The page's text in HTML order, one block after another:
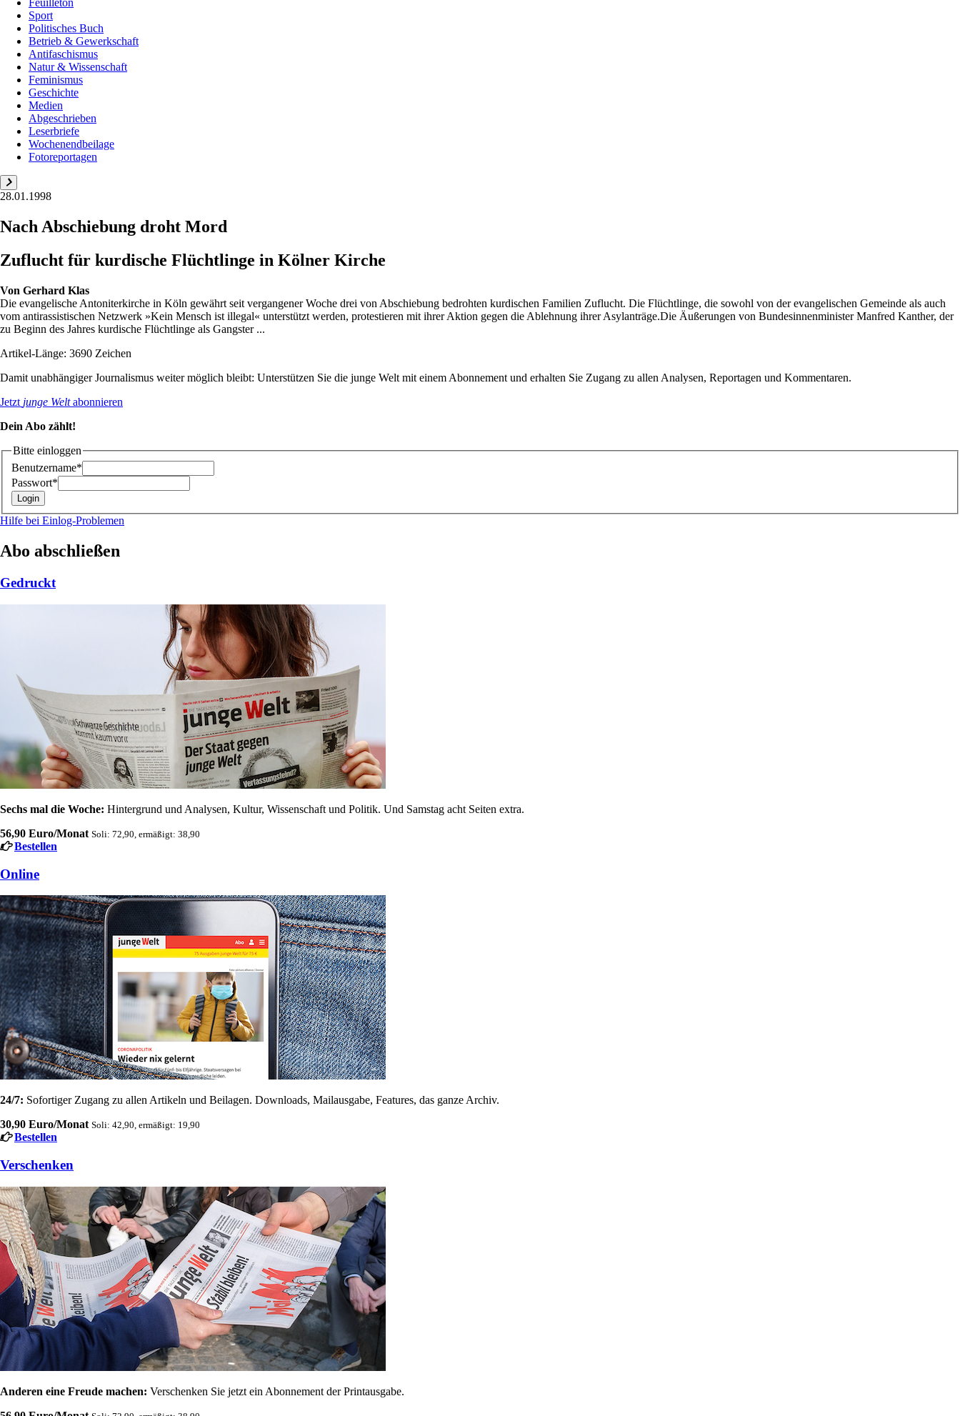
Feuilleton
Sport
Politisches Buch
Betrieb & Gewerkschaft
Antifaschismus
Natur & Wissenschaft
Feminismus
Geschichte
Medien
Abgeschrieben
Leserbriefe
Wochenendbeilage
Fotoreportagen
28.01.1998
Nach Abschiebung droht Mord
Zuflucht für kurdische Flüchtlinge in Kölner Kirche
Von Gerhard Klas
Die evangelische Antoniterkirche in Köln gewährt seit vergangener Woche drei von Abschiebung bedrohten kurdischen Familien Zuflucht. Die Flüchtlinge, die sowohl von der evangelischen Gemeinde als auch
vom antirassistischen Netzwerk »Kein Mensch ist illegal« unterstützt werden, protestieren mit ihrer Aktion gegen die Ablehnung ihrer Asylanträge.Die Äußerungen von Bundesinnenminister Manfred Kanther, der
zu Beginn des Jahres kurdische Flüchtlinge als Gangster ...
Artikel-Länge: 3690 Zeichen
Damit unabhängiger Journalismus weiter möglich bleibt: Unterstützen Sie die junge Welt mit einem Abonnement und erhalten Sie Zugang zu allen Analysen, Reportagen und Kommentaren.
Jetzt junge Weltabonnieren
Dein Abo zählt!
Bitte einloggen
Benutzername*
Passwort*
Hilfe bei Einlog-Problemen
Abo abschließen
Gedruckt
Sechs mal die Woche: Hintergrund und Analysen, Kultur, Wissenschaft und Politik. Und Samstag acht Seiten extra.
56,90 Euro/Monat Soli: 72,90, ermäßigt: 38,90
Bestellen
Online
24/7: Sofortiger Zugang zu allen Artikeln und Beilagen. Downloads, Mailausgabe, Features, das ganze Archiv.
30,90 Euro/Monat Soli: 42,90, ermäßigt: 19,90
Bestellen
Verschenken
Anderen eine Freude machen: Verschenken Sie jetzt ein Abonnement der Printausgabe.